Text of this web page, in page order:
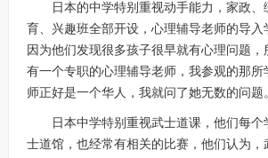
日本的中学特别重视动手能力，家政、
育、兴趣班全部开设，心理辅导老师的导入
因为他们发现很多孩子很早就有心理问题
有一个专职的心理辅导老师，我参观的那所
师正好是一个华人，我就问了她无数的问题
日本中学特别重视武士道课，他们每个
士道馆，也经常有相关的比赛，他们认为，